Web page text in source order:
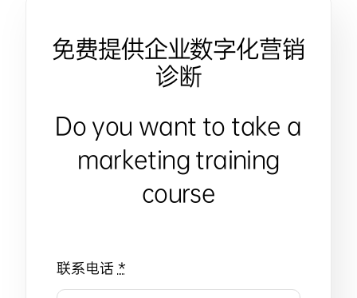
免费提供企业数字化营销
诊断
Do you want to take a
marketing training
course
联系电话*